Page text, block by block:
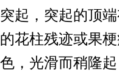
突起，突起的顶
的花柱残迹或果
色，光滑而稍隆